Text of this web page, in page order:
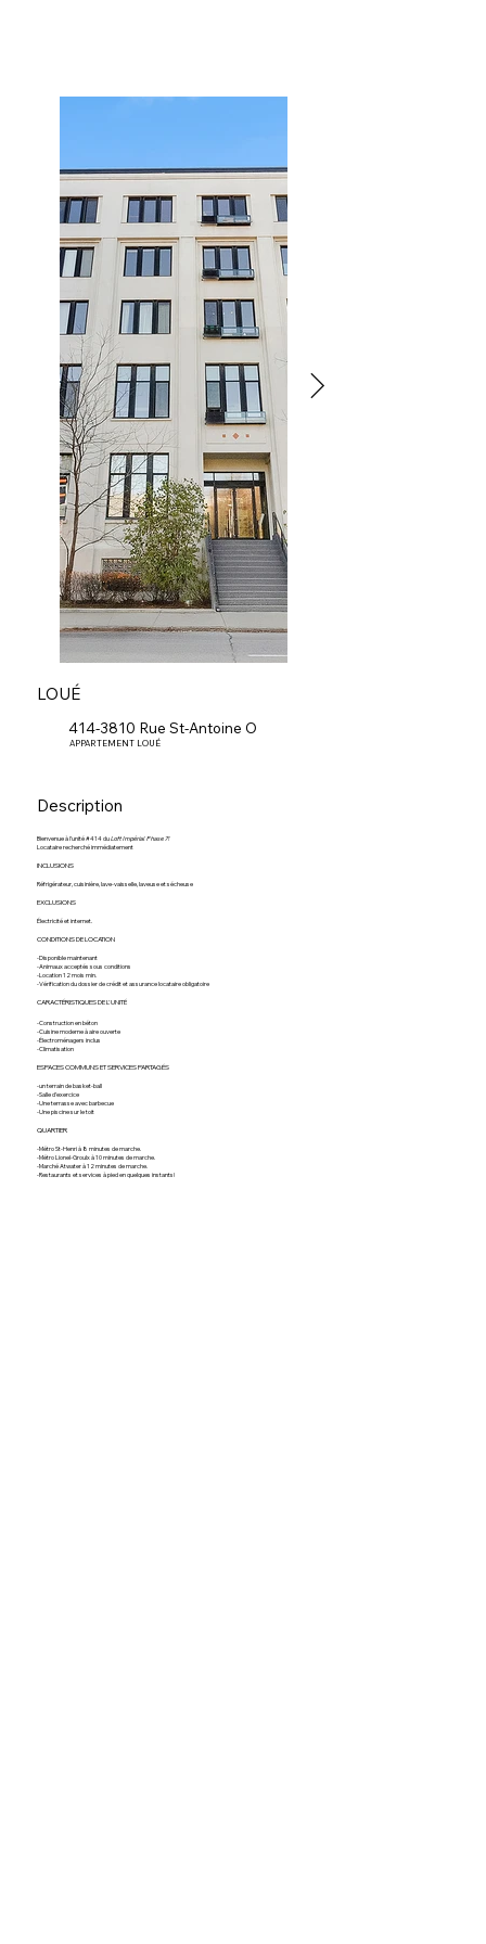
414-3810 Rue St-Antoine O
APPARTEMENT LOUÉ
LOUÉ
Description
Bienvenue à l’unité #414 duLoft Impérial Phase 7!
Locataire recherché immédiatement
INCLUSIONS
Réfrigérateur, cuisinière, lave-vaisselle, laveuse et sécheuse
EXCLUSIONS
Électricité et internet.
CONDITIONS DE LOCATION
-Disponible maintenant
-Animaux acceptés sous conditions
-Location 12 mois min.
-Vérification du dossier de crédit et assurance locataire obligatoire
CARACTÉRISTIQUES DE L'UNITÉ
-Construction en béton
-Cuisine moderne à aire ouverte
-Électroménagers inclus
-Climatisation
ESPACES COMMUNS ET SERVICES PARTAGÉS
-un terrain de basket-ball
-Salle d’exercice
-Une terrasse avec barbecue
-Une piscine sur le toit
QUARTIER
-Métro St-Henri à 8 minutes de marche.
-Métro Lionel-Groulx à 10 minutes de marche.
-Marché Atwater à 12 minutes de marche.
-Restaurants et services à pied en quelques instants!